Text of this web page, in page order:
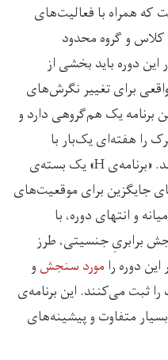
که همراه با فعالیت‌های
و گروه محدود
دوره باید بخشی از
برای تغییر نگرش‌های
برنامه یک هم‌گروهی دارد و
فعالیت مشترک را هفته‌ای یک‌بار با
یکدیگر برای چند ماه انجام می‌دهند. «برنامه‌ی H» یک بسته‌ی
جایگزین برای موقعیت‌های
و انتهای دوره، با
برابریِ جنسیتی، طرز
دوره را مورد سنجشو
ثبت می‌کنند. این برنامه‌ی
متفاوت و پیشینه‌ها‌ی